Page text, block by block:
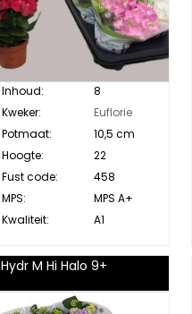
Inhoud:
8
Kweker:
Euflorie
Potmaat:
10,5 cm
Hoogte:
22
Fust code:
458
MPS:
MPS A+
Kwaliteit:
A1
Hydr M Hi Halo 9+